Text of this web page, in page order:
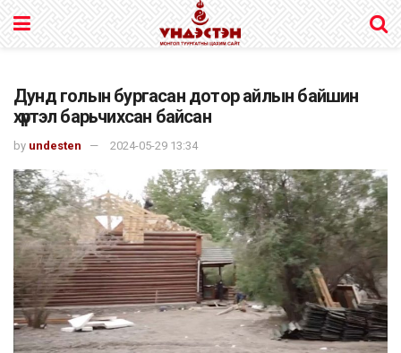
Дунд голын бургасан дотор айлын байшин
хүртэл барьчихсан байсан
by undesten 2024-05-29 13:34